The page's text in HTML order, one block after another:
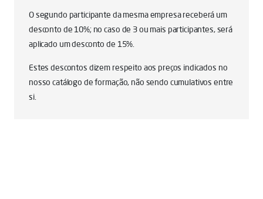
O segundo participante da mesma empresa receberá um
desconto de 10%; no caso de 3 ou mais participantes, será
aplicado um desconto de 15%.
Estes descontos dizem respeito aos preços indicados no
nosso catálogo de formação, não sendo cumulativos entre
si.